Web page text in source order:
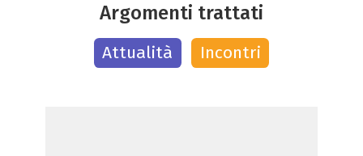
Argomenti trattati
Attualità Incontri